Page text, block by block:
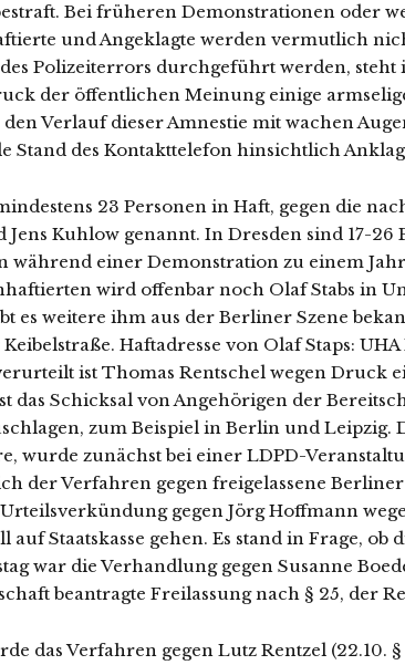
Bei früheren Demonstrationen oder
und Angeklagte werden vermutlich
Polizeiterrors durchgeführt werden,
der öffentlichen Meinung einige
Verlauf dieser Amnestie mit wachen
Stand des Kontakttelefon hinsichtlich
23 Personen in Haft, gegen die
Kuhlow genannt. In Dresden sind 17-26
während einer Demonstration zu einem
wird offenbar noch Olaf Stabs in
es weitere ihm aus der Berliner Szene
Haftadresse von Olaf Staps:
ist Thomas Rentschel wegen Druck
das Schicksal von Angehörigen der
zum Beispiel in Berlin und Leipzig.
wurde zunächst bei einer LDPD-
der Verfahren gegen freigelassene
gegen Jörg Hoffmann
auf Staatskasse gehen. Es stand in Frage, ob
war die Verhandlung gegen Susanne
beantragte Freilassung nach § 25, der
das Verfahren gegen Lutz Rentzel (22.10.